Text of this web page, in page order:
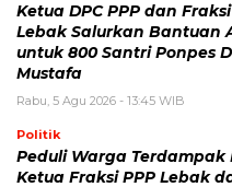
Ketua DPC PPP dan Fraksi
Lebak Salurkan Bantuan
untuk 800 Santri Ponpes
Mustafa
Rabu, 5 Agu 2026 - 13:45 WIB
Politik
Peduli Warga Terdampak
Ketua Fraksi PPP Lebak